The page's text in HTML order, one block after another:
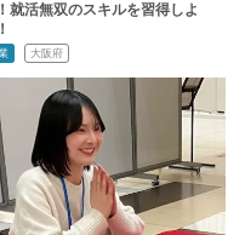
就活無双のスキルを習得しよ
大阪府